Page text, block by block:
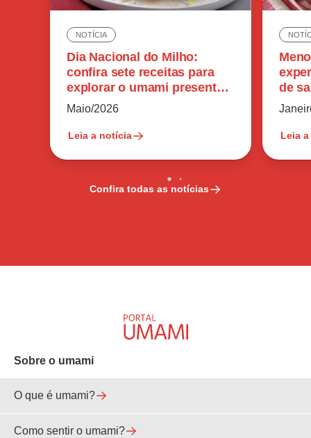
NOTÍCIA
Dia Nacional do Milho:
confira sete receitas para
explorar o umami presente
no ingrediente
Maio/2026
Leia a notícia
de
Leia
Confira todas as notícias
Sobre o umami
O que é umami?
Como sentir o umami?